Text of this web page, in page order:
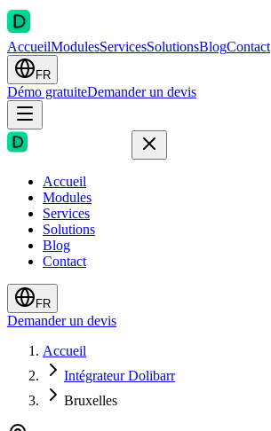
AccueilModulesServicesSolutionsBlogContact
FR
Démo gratuiteDemander un devis
Accueil
Modules
Services
Solutions
Blog
Contact
FR
Demander un devis
Accueil
Intégrateur Dolibarr
Bruxelles